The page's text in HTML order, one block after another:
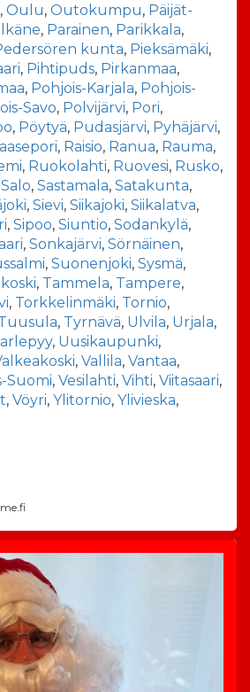
, Oulu, Outokumpu, Päijät-
, Parainen, Parikkala,
kunta, Pieksämäki,
, Pihtipuds, Pirkanmaa,
, Pohjois-Karjala, Pohjois-
Savo, Polvijärvi, Pori,
, Pöytyä, Pudasjärvi, Pyhäjärvi,
, Raisio, Ranua, Rauma,
, Ruokolahti, Ruovesi, Rusko,
Salo, Sastamala, Satakunta,
, Sievi, Siikajoki, Siikalatva,
, Sipoo, Siuntio, Sodankylä,
, Sonkajärvi, Sörnäinen,
, Suonenjoki, Sysmä,
, Tammela, Tampere,
, Torkkelinmäki, Tornio,
, Tyrnävä, Ulvila, Urjala,
, Uusikaupunki,
, Vallila, Vantaa,
Suomi, Vesilahti, Vihti, Viitasaari,
, Vöyri, Ylitornio, Ylivieska,